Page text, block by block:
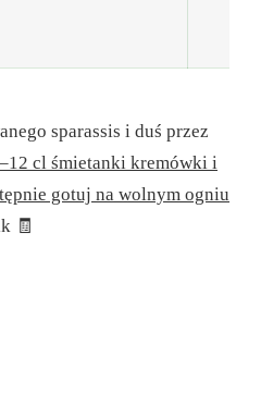
sparassis i duś przez
cl śmietanki kremówki i
gotuj na wolnym ogniu
🧾